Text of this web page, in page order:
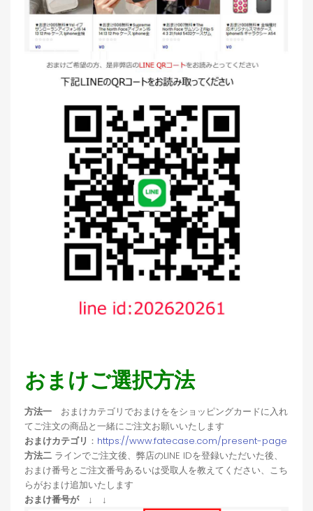
おまけご選択方法
方法一 おまけカテゴリでおまけををショッピングカードに入れ
てご注文の商品と一緒にご注文お願いいたします
おまけカテゴリ ： https://www.fatecase.com/present-page
方法二 ラインでご注文後、弊店のLINE IDを登録いただいた後、
おまけ番号とご注文番号あるいは受取人を教えてください、こち
らがおまけ追加いたします
おまけ番号が ↓ ↓